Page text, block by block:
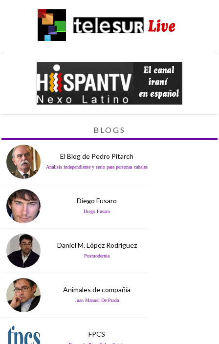
BLOGS
El Blog de Pedro Pitarch
Análisis independiente y serio para personas cabales
Diego Fusaro
Diego Fusaro
Daniel M. López Rodríguez
Posmodernia
Animales de compañía
Juan Manuel De Prada
FPCS